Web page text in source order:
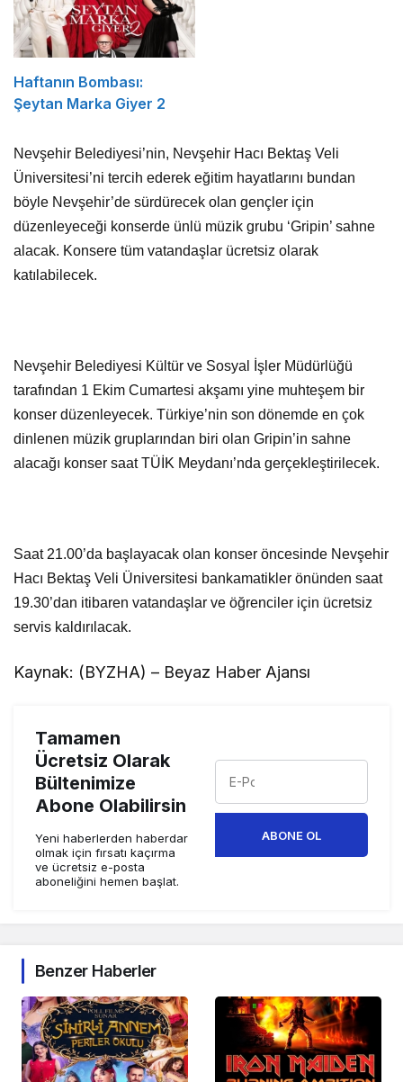
Haftanın Bombası:
Şeytan Marka Giyer 2
Nevşehir Belediyesi’nin, Nevşehir Hacı Bektaş Veli
Üniversitesi’ni tercih ederek eğitim hayatlarını bundan
böyle Nevşehir’de sürdürecek olan gençler için
düzenleyeceği konserde ünlü müzik grubu ‘Gripin’ sahne
alacak. Konsere tüm vatandaşlar ücretsiz olarak
katılabilecek.
Nevşehir Belediyesi Kültür ve Sosyal İşler Müdürlüğü
tarafından 1 Ekim Cumartesi akşamı yine muhteşem bir
konser düzenleyecek. Türkiye’nin son dönemde en çok
dinlenen müzik gruplarından biri olan Gripin’in sahne
alacağı konser saat TÜİK Meydanı’nda gerçekleştirilecek.
Saat 21.00’da başlayacak olan konser öncesinde Nevşehir
Hacı Bektaş Veli Üniversitesi bankamatikler önünden saat
19.30’dan itibaren vatandaşlar ve öğrenciler için ücretsiz
servis kaldırılacak.
Kaynak: (BYZHA) – Beyaz Haber Ajansı
Tamamen
Ücretsiz Olarak
Bültenimize
Abone Olabilirsin
Yeni haberlerden haberdar
olmak için fırsatı kaçırma
ve ücretsiz e-posta
aboneliğini hemen başlat.
ABONE OL
Benzer Haberler